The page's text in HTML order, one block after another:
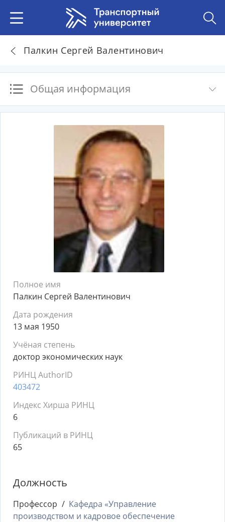
Палкин Сергей Валентинович
Общая информация
Полное имя
Палкин Сергей Валентинович
Дата рождения
13 мая 1950
Учёная степень
доктор экономических наук
РИНЦ AuthorID
403472
Индекс Хирша РИНЦ
6
Публикаций в РИНЦ
65
Должность
Профессор
Кафедра «Управление
производством и кадровое обеспечение